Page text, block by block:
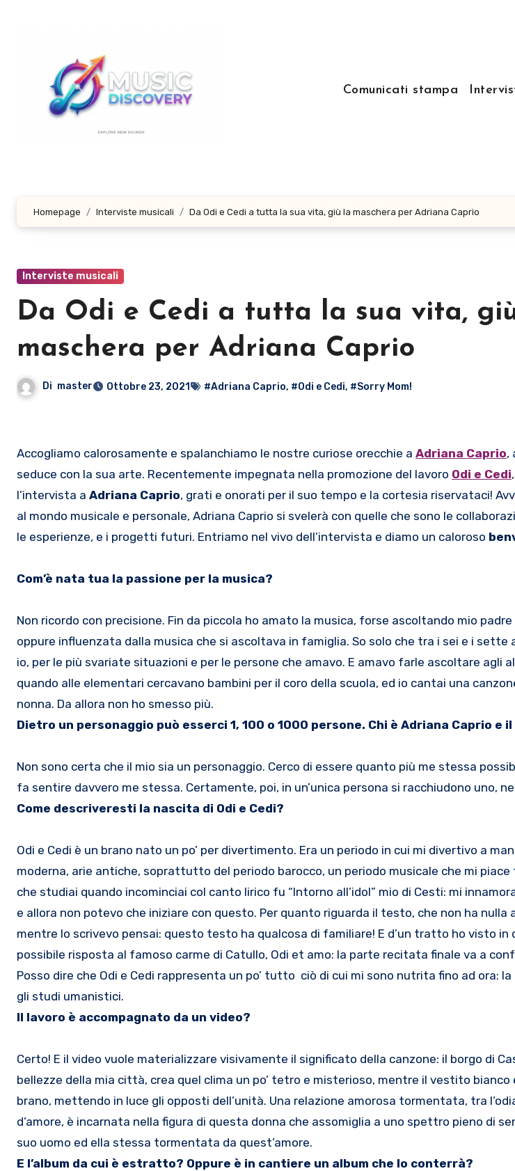
Comunicati stampa
Homepage Interviste musicali Da Odi e Cedi a tutta la sua vita, giù la maschera per Adriana Caprio
Interviste musicali
Da Odi e Cedi a tutta la sua vita,
maschera per Adriana Caprio
Di master Ottobre 23, 2021 #Adriana Caprio, #Odi e Cedi, #Sorry Mom!
Accogliamo calorosamente e spalanchiamo le nostre curiose orecchie a Adriana Caprio,
seduce con la sua arte. Recentemente impegnata nella promozione del lavoro Odi e Cedi
l’intervista a Adriana Caprio, grati e onorati per il suo tempo e la cortesia riservataci!
al mondo musicale e personale, Adriana Caprio si svelerà con quelle che sono le
le esperienze, e i progetti futuri. Entriamo nel vivo dell’intervista e diamo un caloroso
Com’è nata tua la passione per la musica?
Non ricordo con precisione. Fin da piccola ho amato la musica, forse ascoltando mio
oppure influenzata dalla musica che si ascoltava in famiglia. So solo che tra i sei e i sette
io, per le più svariate situazioni e per le persone che amavo. E amavo farle ascoltare agli
quando alle elementari cercavano bambini per il coro della scuola, ed io cantai una
nonna. Da allora non ho smesso più.
Dietro un personaggio può esserci 1, 100 o 1000 persone. Chi è Adriana Caprio e
Non sono certa che il mio sia un personaggio. Cerco di essere quanto più me stessa
fa sentire davvero me stessa. Certamente, poi, in un’unica persona si racchiudono uno,
Come descriveresti la nascita di Odi e Cedi?
Odi e Cedi è un brano nato un po’ per divertimento. Era un periodo in cui mi divertivo a
moderna, arie antiche, soprattutto del periodo barocco, un periodo musicale che mi
che studiai quando incominciai col canto lirico fu “Intorno all’idol” mio di Cesti: mi
e allora non potevo che iniziare con questo. Per quanto riguarda il testo, che non ha nulla
mentre lo scrivevo pensai: questo testo ha qualcosa di familiare! E d’un tratto ho visto in
possibile risposta al famoso carme di Catullo, Odi et amo: la parte recitata finale va a
Posso dire che Odi e Cedi rappresenta un po’ tutto ciò di cui mi sono nutrita fino ad ora:
gli studi umanistici.
Il lavoro è accompagnato da un video?
Certo! E il video vuole materializzare visivamente il significato della canzone: il borgo di
bellezze della mia città, crea quel clima un po’ tetro e misterioso, mentre il vestito bianco
brano, mettendo in luce gli opposti dell’unità. Una relazione amorosa tormentata, tra
d’amore, è incarnata nella figura di questa donna che assomiglia a uno spettro pieno di
suo uomo ed ella stessa tormentata da quest’amore.
E l’album da cui è estratto? Oppure è in cantiere un album che lo conterrà?